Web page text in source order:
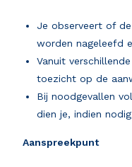
Je observeert of
worden nageleefd
Vanuit verschillende
toezicht op de
Bij noodgevallen
dien je, indien
Aanspreekpunt